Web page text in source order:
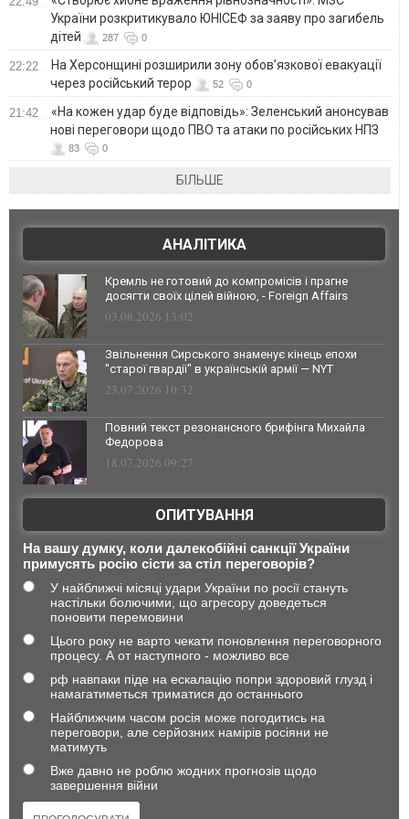
України розкритикувало ЮНІСЕФ за заяву про загибель
дітей
287 0
22:22
На Херсонщині розширили зону обов’язкової евакуації
через російський терор
52 0
21:42
«На кожен удар буде відповідь»: Зеленський анонсував
нові переговори щодо ПВО та атаки по російських НПЗ
83 0
БІЛЬШЕ
АНАЛІТИКА
Кремль не готовий до компромісів і прагне
досягти своїх цілей війною, - Foreign Affairs
03.08.2026 13:02
Звільнення Сирського знаменує кінець епохи
"старої гвардії" в українській армії — NYT
23.07.2026 10:32
Повний текст резонансного брифінга Михайла
Федорова
18.07.2026 09:27
ОПИТУВАННЯ
На вашу думку, коли далекобійні санкції України
примусять росію сісти за стіл переговорів?
У найближчі місяці удари України по росії стануть
настільки болючими, що агресору доведеться
поновити перемовини
Цього року не варто чекати поновлення переговорного
процесу. А от наступного - можливо все
рф навпаки піде на ескалацію попри здоровий глузд і
намагатиметься триматися до останнього
Найближчим часом росія може погодитись на
переговори, але серйозних намірів росіяни не
матимуть
Вже давно не роблю жодних прогнозів щодо
завершення війни